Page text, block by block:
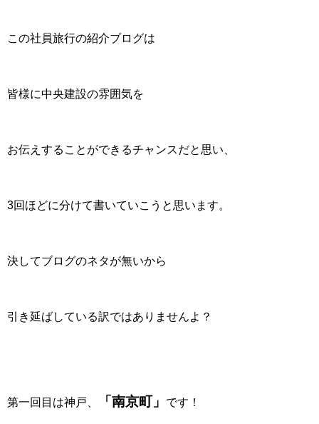
この社員旅行の紹介ブログは
皆様に中央建設の雰囲気を
お伝えすることができるチャンスだと思い、
3回ほどに分けて書いていこうと思います。
決してブログのネタが無いから
引き延ばしている訳ではありませんよ？
第一回目は神戸、 「南京町」 です！